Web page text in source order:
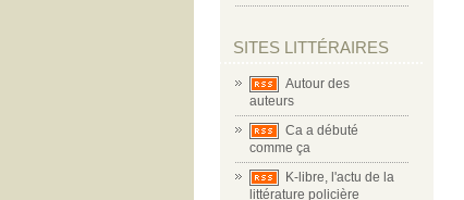
SITES LITTÉRAIRES
Autour des
auteurs
Ca a débuté
comme ça
K-libre, l'actu de la
littérature policière